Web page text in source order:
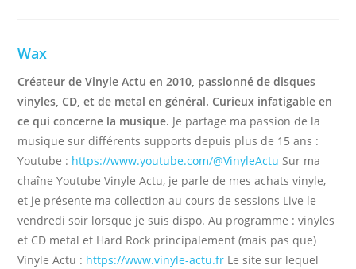
Wax
Créateur de Vinyle Actu en 2010, passionné de disques
vinyles, CD, et de metal en général. Curieux infatigable en
ce qui concerne la musique. Je partage ma passion de la
musique sur différents supports depuis plus de 15 ans :
Youtube : https://www.youtube.com/@VinyleActu Sur ma
chaîne Youtube Vinyle Actu, je parle de mes achats vinyle,
et je présente ma collection au cours de sessions Live le
vendredi soir lorsque je suis dispo. Au programme : vinyles
et CD metal et Hard Rock principalement (mais pas que)
Vinyle Actu : https://www.vinyle-actu.fr Le site sur lequel